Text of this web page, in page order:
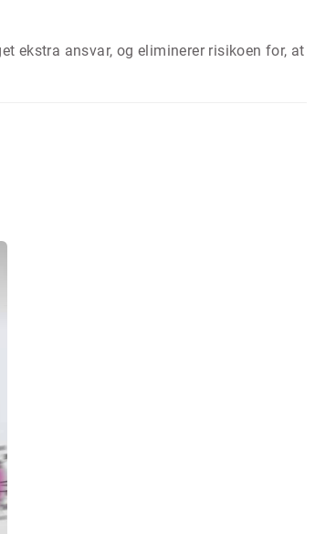
ekstra ansvar, og eliminerer risikoen for, at